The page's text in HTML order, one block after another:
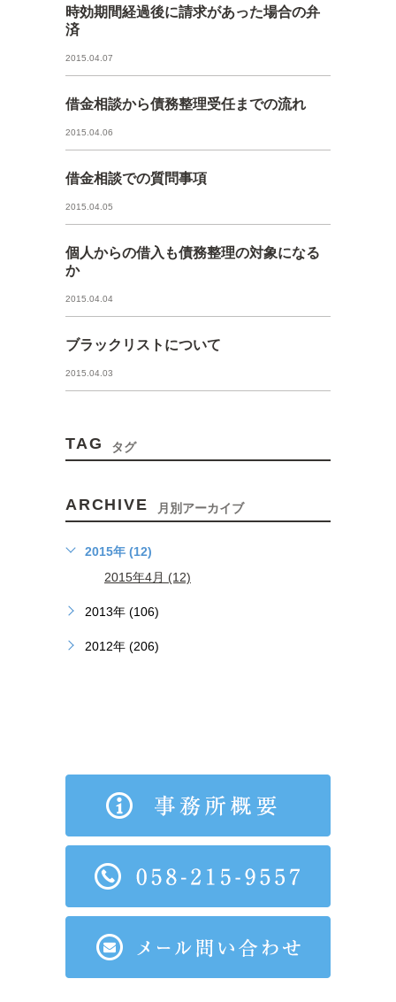
時効期間経過後に請求があった場合の弁
済
2015.04.07
借金相談から債務整理受任までの流れ
2015.04.06
借金相談での質問事項
2015.04.05
個人からの借入も債務整理の対象になる
か
2015.04.04
ブラックリストについて
2015.04.03
TAG タグ
ARCHIVE 月別アーカイブ
2015年 (12)
2015年4月 (12)
2013年 (106)
2012年 (206)